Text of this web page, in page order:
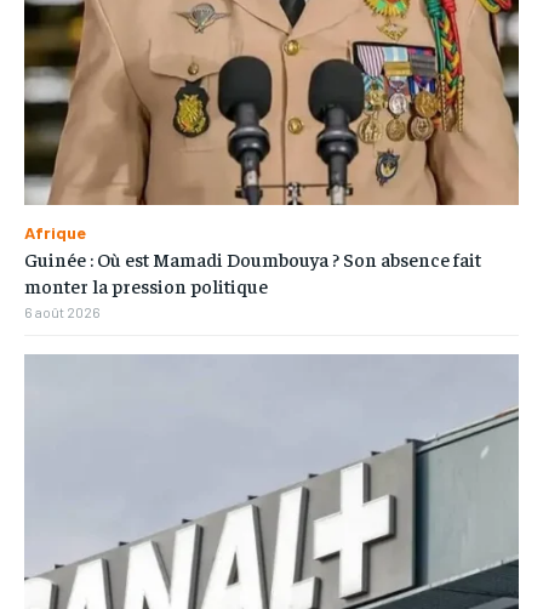
Afrique
Guinée : Où est Mamadi Doumbouya ? Son absence fait
monter la pression politique
6 août 2026